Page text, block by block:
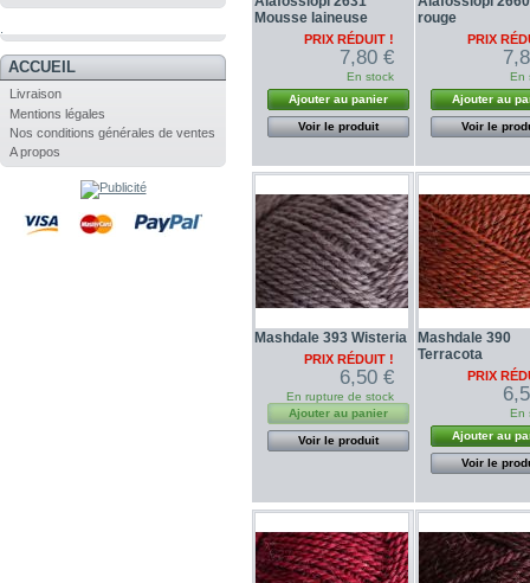
ACCUEIL
Livraison
Mentions légales
Nos conditions générales de ventes
A propos
Mousse laineuse
PRIX RÉDUIT !
7,80 €
En stock
Ajouter au panier
Voir le produit
rouge
PRIX
En
Ajouter au
Voir le
Mashdale 393 Wisteria
PRIX RÉDUIT !
6,50 €
En rupture de stock
Ajouter au panier
Voir le produit
Mashdale 390
Terracota
PRIX
En
Ajouter au
Voir le